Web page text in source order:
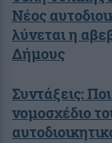
Νέος
λύνεται η
Δήμους
Συντάξεις:
νομοσχέδιο